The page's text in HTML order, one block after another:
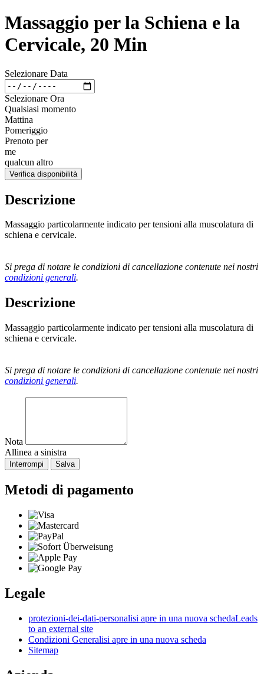
Massaggio per la Schiena e la
Cervicale, 20 Min
Selezionare Data
Selezionare Ora
Qualsiasi momento
Mattina
Pomeriggio
Prenoto per
me
qualcun altro
Verifica disponibilità
Descrizione
Massaggio particolarmente indicato per tensioni alla muscolatura di
schiena e cervicale.
Si prega di notare le condizioni di cancellazione contenute nei nostri
condizioni generali.
Descrizione
Massaggio particolarmente indicato per tensioni alla muscolatura di
schiena e cervicale.
Si prega di notare le condizioni di cancellazione contenute nei nostri
condizioni generali.
Nota
Allinea a sinistra
Interrompi Salva
Metodi di pagamento
Legale
protezioni-dei-dati-personalisi apre in una nuova schedaLeads
to an external site
Condizioni Generalisi apre in una nuova scheda
Sitemap